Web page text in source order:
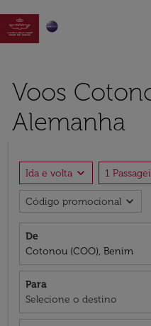

Voos
Alemanha
Ida e volta expand_more 1
Código promocional expand_more
De
Cotonou (COO), Benim
Para
Selecione o destino